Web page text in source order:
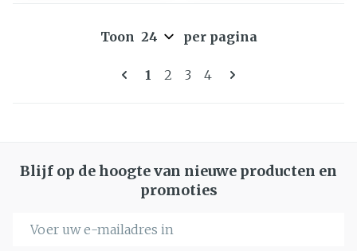
Pagina's
U lees momenteel pagina
1 Pagina
2 Pagina
3 Pagina
4
Toon per pagina
Blijf op de hoogte van nieuwe producten en
promoties